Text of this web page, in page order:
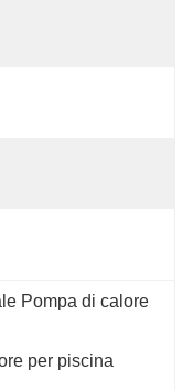
Pompa di calore
per piscina